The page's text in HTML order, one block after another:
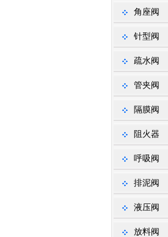
角座阀
针型阀
疏水阀
管夹阀
隔膜阀
阻火器
呼吸阀
排泥阀
液压阀
放料阀